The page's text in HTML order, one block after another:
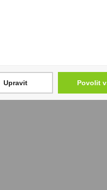
bolestí svalů, svalových
strukturách, jako
Tento kolagen se dále
a brání její deformaci.
rejnoků.
Upravit Povolit